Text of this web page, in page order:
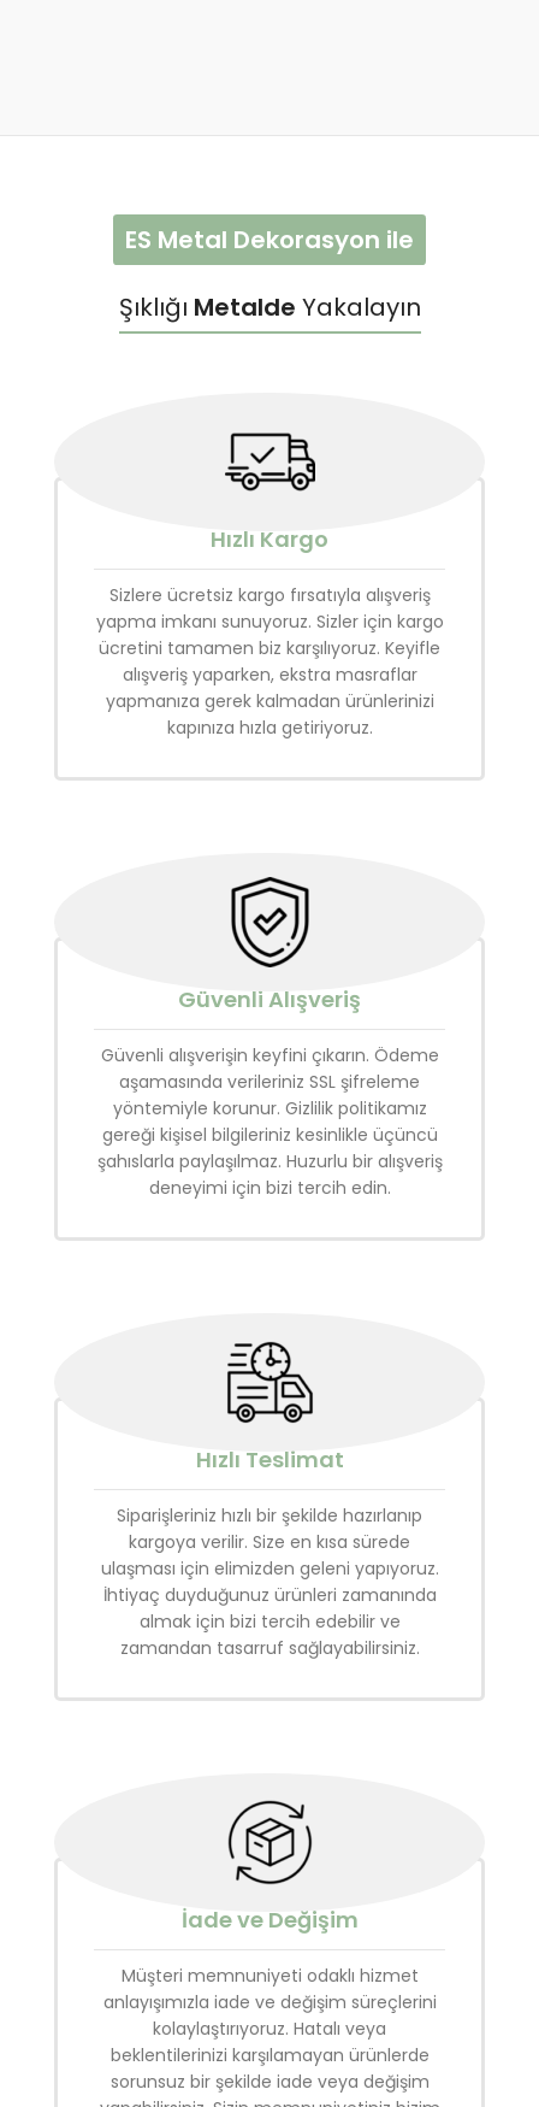
ES Metal Dekorasyon ile
Şıklığı Metalde Yakalayın
Hızlı Kargo
Sizlere ücretsiz kargo fırsatıyla alışveriş
yapma imkanı sunuyoruz. Sizler için kargo
ücretini tamamen biz karşılıyoruz. Keyifle
alışveriş yaparken, ekstra masraflar
yapmanıza gerek kalmadan ürünlerinizi
kapınıza hızla getiriyoruz.
Güvenli Alışveriş
Güvenli alışverişin keyfini çıkarın. Ödeme
aşamasında verileriniz SSL şifreleme
yöntemiyle korunur. Gizlilik politikamız
gereği kişisel bilgileriniz kesinlikle üçüncü
şahıslarla paylaşılmaz. Huzurlu bir alışveriş
deneyimi için bizi tercih edin.
Hızlı Teslimat
Siparişleriniz hızlı bir şekilde hazırlanıp
kargoya verilir. Size en kısa sürede
ulaşması için elimizden geleni yapıyoruz.
İhtiyaç duyduğunuz ürünleri zamanında
almak için bizi tercih edebilir ve
zamandan tasarruf sağlayabilirsiniz.
İade ve Değişim
Müşteri memnuniyeti odaklı hizmet
anlayışımızla iade ve değişim süreçlerini
kolaylaştırıyoruz. Hatalı veya
beklentilerinizi karşılamayan ürünlerde
sorunsuz bir şekilde iade veya değişim